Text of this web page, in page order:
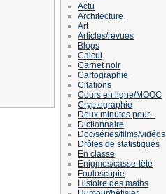
Actu
Architecture
Art
Articles/revues
Blogs
Calcul
Carnet noir
Cartographie
Citations
Cours en ligne/MOOC
Cryptographie
Deux minutes pour...
Dictionnaire
Doc/séries/films/vidéos
Drôles de statistiques
En classe
Enigmes/casse-tête
Fouloscopie
Histoire des maths